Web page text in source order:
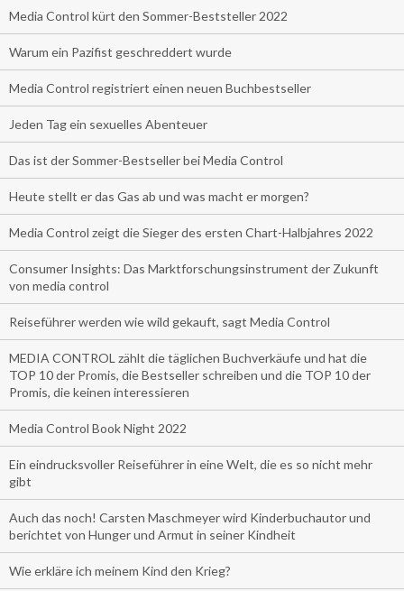
Media Control kürt den Sommer-Beststeller 2022
Warum ein Pazifist geschreddert wurde
Media Control registriert einen neuen Buchbestseller
Jeden Tag ein sexuelles Abenteuer
Das ist der Sommer-Bestseller bei Media Control
Heute stellt er das Gas ab und was macht er morgen?
Media Control zeigt die Sieger des ersten Chart-Halbjahres 2022
Consumer Insights: Das Marktforschungsinstrument der Zukunft
von media control
Reiseführer werden wie wild gekauft, sagt Media Control
MEDIA CONTROL zählt die täglichen Buchverkäufe und hat die
TOP 10 der Promis, die Bestseller schreiben und die TOP 10 der
Promis, die keinen interessieren
Media Control Book Night 2022
Ein eindrucksvoller Reiseführer in eine Welt, die es so nicht mehr
gibt
Auch das noch! Carsten Maschmeyer wird Kinderbuchautor und
berichtet von Hunger und Armut in seiner Kindheit
Wie erkläre ich meinem Kind den Krieg?